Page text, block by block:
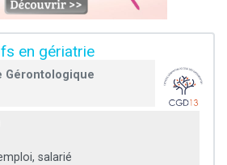
en gériatrie
Gérontologique
salarié